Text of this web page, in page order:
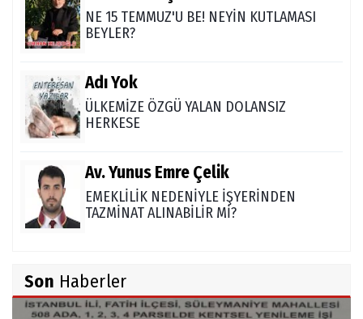
NE 15 TEMMUZ'U BE! NEYİN KUTLAMASI
BEYLER?
Adı Yok
ÜLKEMİZE ÖZGÜ YALAN DOLANSIZ
HERKESE
Av. Yunus Emre Çelik
EMEKLİLİK NEDENİYLE İŞYERİNDEN
TAZMİNAT ALINABİLİR Mİ?
TÜRK DEVLETLERİ TEŞKİLATI'NI ANLAMAK
Son Haberler